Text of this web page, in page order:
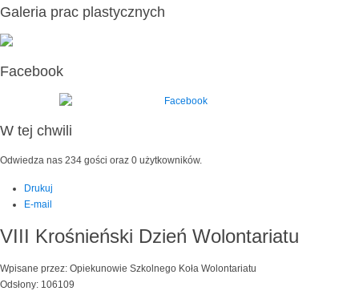
Galeria prac plastycznych
Facebook
W tej chwili
Odwiedza nas 234 gości oraz 0 użytkowników.
Drukuj
E-mail
VIII Krośnieński Dzień Wolontariatu
Wpisane przez: Opiekunowie Szkolnego Koła Wolontariatu
Odsłony: 106109